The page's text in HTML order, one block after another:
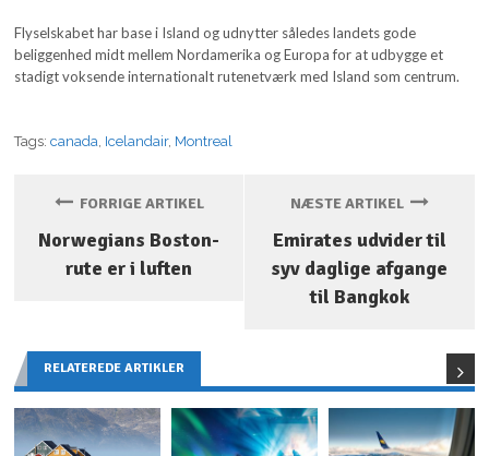
Flyselskabet har base i Island og udnytter således landets gode
beliggenhed midt mellem Nordamerika og Europa for at udbygge et
stadigt voksende internationalt rutenetværk med Island som centrum.
Tags:canada, Icelandair, Montreal
FORRIGE ARTIKEL
Norwegians Boston-
rute er i luften
NÆSTE ARTIKEL
Emirates udvider til
syv daglige afgange
til Bangkok
RELATEREDE ARTIKLER